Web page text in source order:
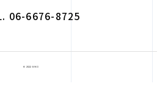
06-6676-8725
© 2022 B.W.G